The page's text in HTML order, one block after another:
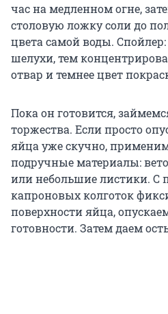
час на медленном огне,
столовую ложку соли до
цвета самой воды.
шелухи, тем
отвар и темнее цвет
Пока он готовится,
торжества. Если просто
яйца уже скучно,
подручные материалы:
или небольшие листики.
капроновых колготок
поверхности яйца,
готовности. Затем даем